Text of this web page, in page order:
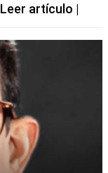
Leer artículo